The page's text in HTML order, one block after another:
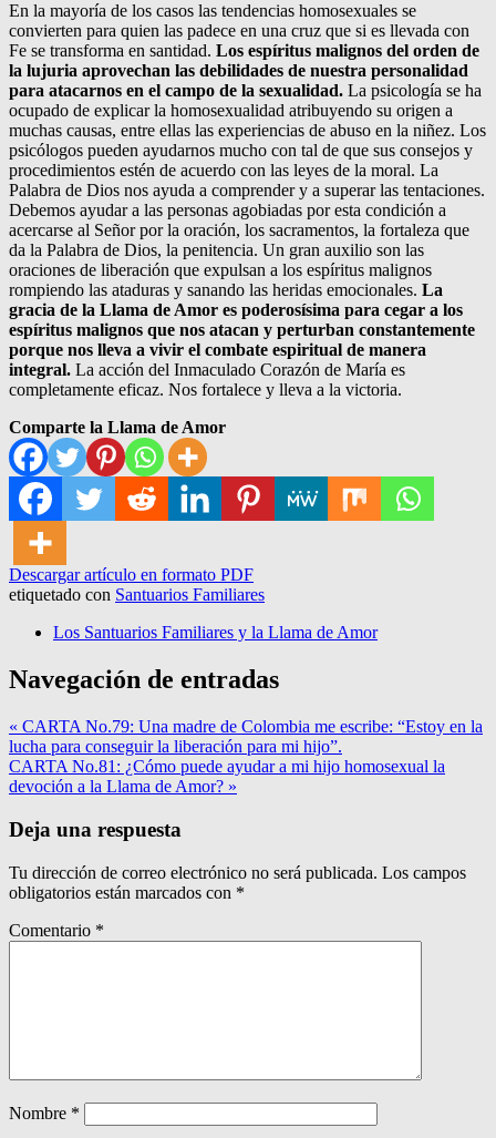
En la mayoría de los casos las tendencias homosexuales se
convierten para quien las padece en una cruz que si es llevada con
Fe se transforma en santidad. Los espíritus malignos del orden de
la lujuria aprovechan las debilidades de nuestra personalidad
para atacarnos en el campo de la sexualidad. La psicología se ha
ocupado de explicar la homosexualidad atribuyendo su origen a
muchas causas, entre ellas las experiencias de abuso en la niñez. Los
psicólogos pueden ayudarnos mucho con tal de que sus consejos y
procedimientos estén de acuerdo con las leyes de la moral. La
Palabra de Dios nos ayuda a comprender y a superar las tentaciones.
Debemos ayudar a las personas agobiadas por esta condición a
acercarse al Señor por la oración, los sacramentos, la fortaleza que
da la Palabra de Dios, la penitencia. Un gran auxilio son las
oraciones de liberación que expulsan a los espíritus malignos
rompiendo las ataduras y sanando las heridas emocionales. La
gracia de la Llama de Amor es poderosísima para cegar a los
espíritus malignos que nos atacan y perturban constantemente
porque nos lleva a vivir el combate espiritual de manera
integral. La acción del Inmaculado Corazón de María es
completamente eficaz. Nos fortalece y lleva a la victoria.
Comparte la Llama de Amor
Descargar artículo en formato PDF
etiquetado con Santuarios Familiares
Los Santuarios Familiares y la Llama de Amor
Navegación de entradas
« CARTA No.79: Una madre de Colombia me escribe: “Estoy en la
lucha para conseguir la liberación para mi hijo”.
CARTA No.81: ¿Cómo puede ayudar a mi hijo homosexual la
devoción a la Llama de Amor? »
Deja una respuesta
Tu dirección de correo electrónico no será publicada. Los campos
obligatorios están marcados con *
Comentario *
Nombre *